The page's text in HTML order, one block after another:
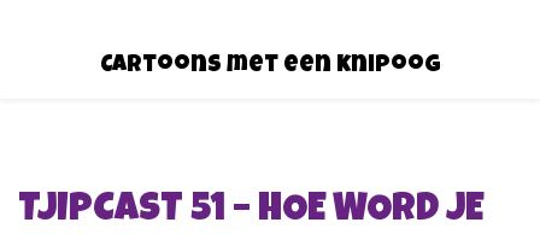
Cartoons met een knipoog
TJIPCAST 51 – HOE WORD JE